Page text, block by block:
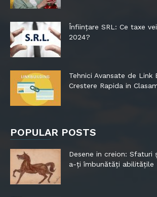
Înființare SRL: Ce taxe
2024?
Tehnici Avansate de Link
Crestere Rapida in
POPULAR POSTS
Desene in creion: Sfaturi
a-ți îmbunătăți abilitățile